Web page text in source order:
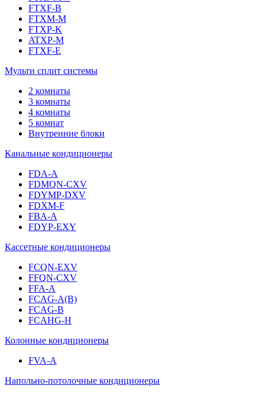
FTXF-B
FTXM-M
FTXP-K
ATXP-M
FTXF-E
Мульти сплит системы
2 комнаты
3 комнаты
4 комнаты
5 комнат
Внутренние блоки
Канальные кондиционеры
FDA-A
FDMQN-CXV
FDYMP-DXV
FDXM-F
FBA-A
FDYP-EXY
Кассетные кондиционеры
FCQN-EXV
FFQN-CXV
FFA-A
FCAG-A(B)
FCAG-B
FCAHG-H
Колонные кондиционеры
FVA-A
Напольно-потолочные кондиционеры